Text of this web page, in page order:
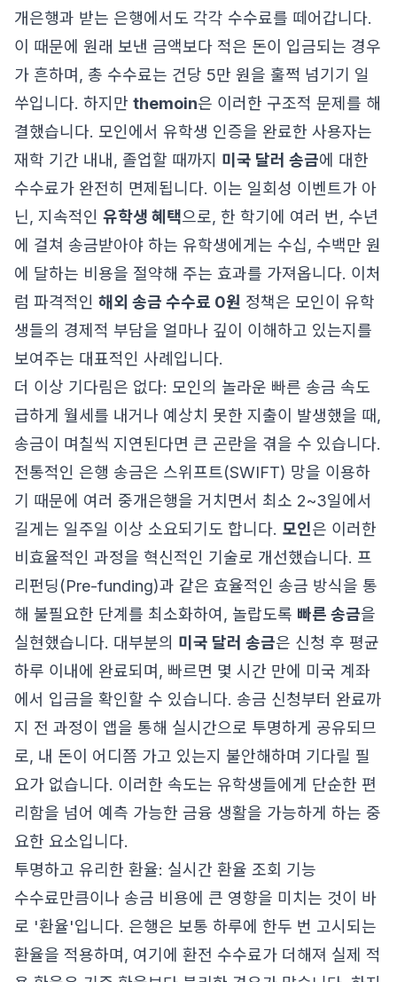
개은행과 받는 은행에서도 각각 수수료를 떼어갑니다.
이 때문에 원래 보낸 금액보다 적은 돈이 입금되는 경우
가 흔하며, 총 수수료는 건당 5만 원을 훌쩍 넘기기 일
쑤입니다. 하지만 themoin은 이러한 구조적 문제를 해
결했습니다. 모인에서 유학생 인증을 완료한 사용자는
재학 기간 내내, 졸업할 때까지 미국 달러 송금에 대한
수수료가 완전히 면제됩니다. 이는 일회성 이벤트가 아
닌, 지속적인 유학생 혜택으로, 한 학기에 여러 번, 수년
에 걸쳐 송금받아야 하는 유학생에게는 수십, 수백만 원
에 달하는 비용을 절약해 주는 효과를 가져옵니다. 이처
럼 파격적인 해외 송금 수수료 0원 정책은 모인이 유학
생들의 경제적 부담을 얼마나 깊이 이해하고 있는지를
보여주는 대표적인 사례입니다.
더 이상 기다림은 없다: 모인의 놀라운 빠른 송금 속도
급하게 월세를 내거나 예상치 못한 지출이 발생했을 때,
송금이 며칠씩 지연된다면 큰 곤란을 겪을 수 있습니다.
전통적인 은행 송금은 스위프트(SWIFT) 망을 이용하
기 때문에 여러 중개은행을 거치면서 최소 2~3일에서
길게는 일주일 이상 소요되기도 합니다. 모인은 이러한
비효율적인 과정을 혁신적인 기술로 개선했습니다. 프
리펀딩(Pre-funding)과 같은 효율적인 송금 방식을 통
해 불필요한 단계를 최소화하여, 놀랍도록 빠른 송금을
실현했습니다. 대부분의 미국 달러 송금은 신청 후 평균
하루 이내에 완료되며, 빠르면 몇 시간 만에 미국 계좌
에서 입금을 확인할 수 있습니다. 송금 신청부터 완료까
지 전 과정이 앱을 통해 실시간으로 투명하게 공유되므
로, 내 돈이 어디쯤 가고 있는지 불안해하며 기다릴 필
요가 없습니다. 이러한 속도는 유학생들에게 단순한 편
리함을 넘어 예측 가능한 금융 생활을 가능하게 하는 중
요한 요소입니다.
투명하고 유리한 환율: 실시간 환율 조회 기능
수수료만큼이나 송금 비용에 큰 영향을 미치는 것이 바
로 '환율'입니다. 은행은 보통 하루에 한두 번 고시되는
환율을 적용하며, 여기에 환전 수수료가 더해져 실제 적